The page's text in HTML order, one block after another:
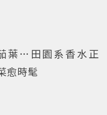
葉…田園系香水正
愈時髦